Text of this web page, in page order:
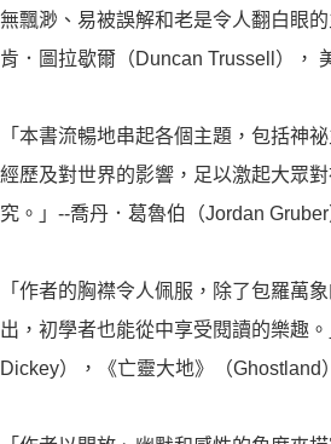
無飄渺、易被誤解和老是令人翻白眼
肯．圖拉歇爾（Duncan Trussell），
「本書流暢地串起各個主題，包括神
經歷及對世界的影響，足以激起大眾
究。」--喬丹．葛魯伯（Jordan
「作者的胸襟令人佩服，除了包羅萬
出，初學者也能從中享受閱讀的樂趣
Dickey），《亡靈大地》（Ghostland